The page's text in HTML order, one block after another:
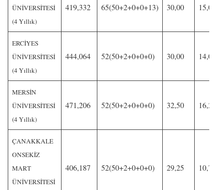
ÜNİVERSİTESİ
(4 Yıllık)
419,332 65(50+2+0+0+13) 30,00 15,00
ERCİYES
ÜNİVERSİTESİ
(4 Yıllık)
444,064 52(50+2+0+0+0) 30,00 14,00
MERSİN
ÜNİVERSİTESİ
(4 Yıllık)
471,206 52(50+2+0+0+0) 32,50 16,25
ÇANAKKALE
ONSEKİZ
MART
ÜNİVERSİTESİ
406,187 52(50+2+0+0+0) 29,25 10,75